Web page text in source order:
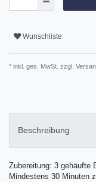
Wunschliste
* inkl. ges. MwSt. zzgl.
Beschreibung
Zubereitung: 3 gehäufte
Mindestens 30 Minuten